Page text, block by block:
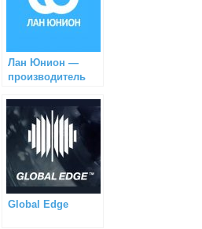
Лан Юнион —
производитель
СКС
Global Edge